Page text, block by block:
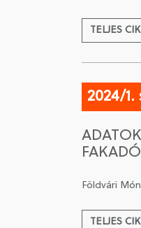
TELJES
2024/1.
Földvári
TELJES